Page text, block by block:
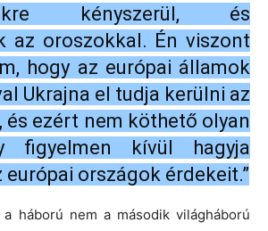
kényszerül, és
az oroszokkal. Én viszont
hogy az európai államok
Ukrajna el tudja kerülni az
és ezért nem köthető olyan
figyelmen kívül hagyja
európai országok érdekeit.”
háború nem a második világháború